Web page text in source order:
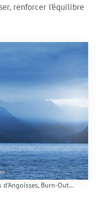
renforcer l’équilibre
d’Angoisses, Burn-Out…